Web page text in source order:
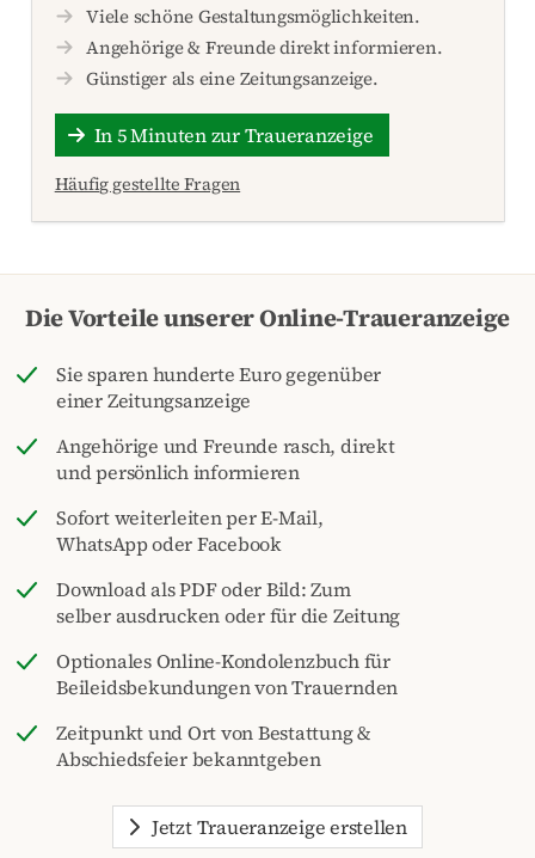
Viele schöne Gestaltungsmöglichkeiten.
Angehörige & Freunde direkt informieren.
Günstiger als eine Zeitungsanzeige.
In 5 Minuten zur Traueranzeige
Häufig gestellte Fragen
Die Vorteile unserer Online-Traueranzeige
Sie sparen hunderte Euro gegenüber
einer Zeitungsanzeige
Angehörige und Freunde rasch, direkt
und persönlich informieren
Sofort weiterleiten per E-Mail,
WhatsApp oder Facebook
Download als PDF oder Bild: Zum
selber ausdrucken oder für die Zeitung
Optionales Online-Kondolenzbuch für
Beileidsbekundungen von Trauernden
Zeitpunkt und Ort von Bestattung &
Abschiedsfeier bekanntgeben
Jetzt Traueranzeige erstellen